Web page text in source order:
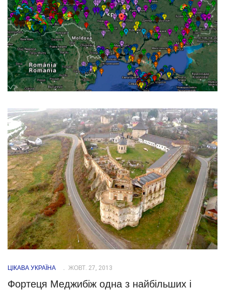
ЦІКАВА УКРАЇНА ЖОВТ. 27, 2013
Фортеця Меджибіж одна з найбільших і